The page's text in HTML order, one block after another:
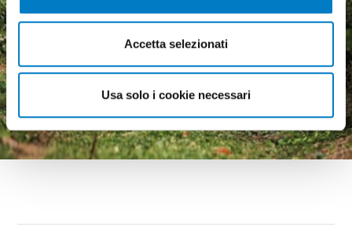
Accetta selezionati
Usa solo i cookie necessari
Agricultural machinery, a
growing market but
economic uncertainty
weighs heavily